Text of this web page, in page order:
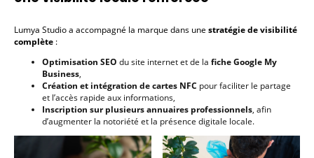
Lumya Studio a accompagné la marque dans une stratégie de visibilité
complète :
Optimisation SEO du site internet et de la fiche Google My
Business,
Création et intégration de cartes NFC pour faciliter le partage
et l’accès rapide aux informations,
Inscription sur plusieurs annuaires professionnels, afin
d’augmenter la notoriété et la présence digitale locale.